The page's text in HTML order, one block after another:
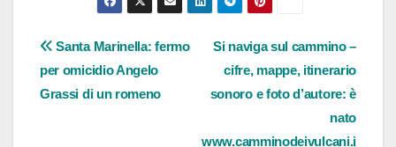
Navigazione
articoli
Si naviga sul cammino –
cifre, mappe, itinerario
sonoro e foto d’autore: è
nato
www.camminodeivulcani.i
Santa Marinella: fermo
per omicidio Angelo
Grassi di un romeno